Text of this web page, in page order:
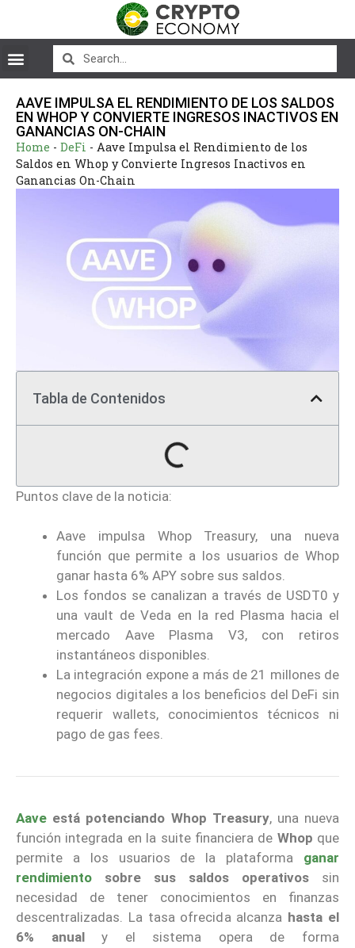
AAVE IMPULSA EL RENDIMIENTO DE LOS SALDOS
EN WHOP Y CONVIERTE INGRESOS INACTIVOS EN
GANANCIAS ON-CHAIN
Home - DeFi - Aave Impulsa el Rendimiento de los
Saldos en Whop y Convierte Ingresos Inactivos en
Ganancias On-Chain
Tabla de Contenidos
Puntos clave de la noticia:
Aave impulsa Whop Treasury, una nueva
función que permite a los usuarios de Whop
ganar hasta 6% APY sobre sus saldos.
Los fondos se canalizan a través de USDT0 y
una vault de Veda en la red Plasma hacia el
mercado Aave Plasma V3, con retiros
instantáneos disponibles.
La integración expone a más de 21 millones de
negocios digitales a los beneficios del DeFi sin
requerir wallets, conocimientos técnicos ni
pago de gas fees.
Aave está potenciando Whop Treasury, una nueva
función integrada en la suite financiera de Whop que
permite a los usuarios de la plataforma ganar
rendimiento
sobre sus saldos operativos sin
necesidad de tener conocimientos en finanzas
descentralizadas. La tasa ofrecida alcanza hasta el
6% anualy el sistema opera de forma